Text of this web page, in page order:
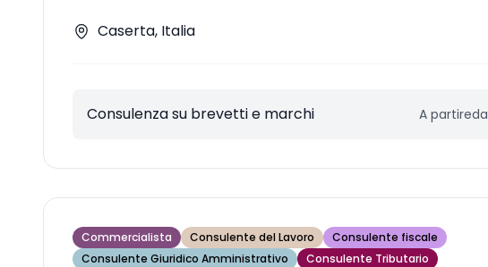
Caserta, Italia
Consulenza su brevetti e marchi A partireda
Commercialista Consulente del Lavoro
Consulente fiscale
Consulente Giuridico Amministrativo
Consulente Tributario